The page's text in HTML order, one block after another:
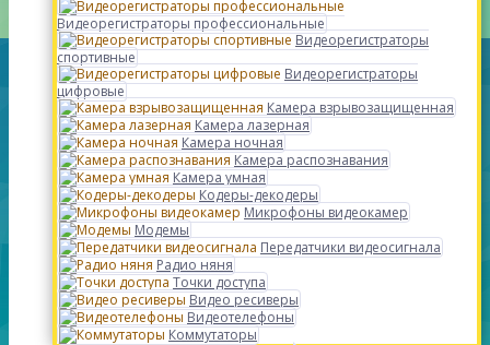
Видеорегистраторы профессиональные
Видеорегистраторы
спортивные
Видеорегистраторы
цифровые
Камера взрывозащищенная
Камера лазерная
Камера ночная
Камера распознавания
Камера умная
Кодеры-декодеры
Микрофоны видеокамер
Модемы
Передатчики видеосигнала
Радио няня
Точки доступа
Видео ресиверы
Видеотелефоны
Коммутаторы